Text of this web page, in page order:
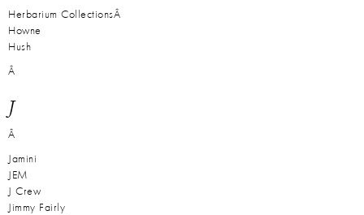
Herbarium CollectionsÂ
Howne
Hush
Â
J
Â
Jamini
JEM
J Crew
Jimmy Fairly